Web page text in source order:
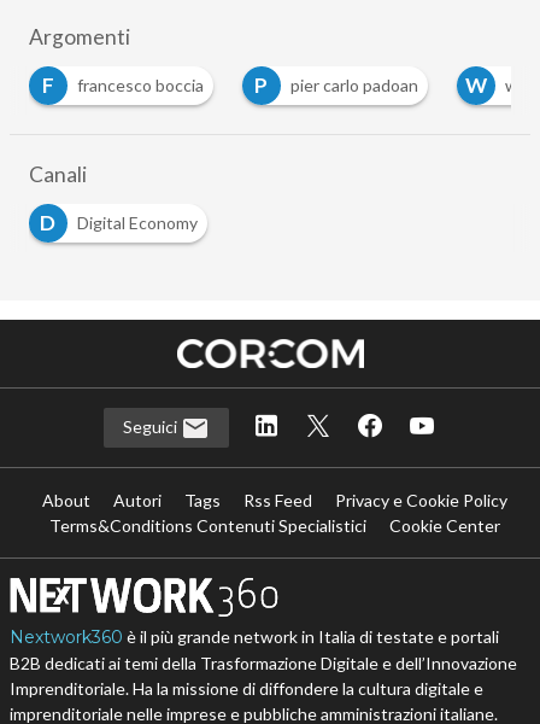
Argomenti
F
francesco boccia P pier carlo padoan W
Canali
D
Digital Economy
Seguici
About Autori Tags Rss Feed
Privacy e Cookie Policy
Terms&Conditions Contenuti Specialistici
Cookie Center
Nextwork360 è il più grande network in Italia di testate e portali
B2B dedicati ai temi della Trasformazione Digitale e dell’Innovazione
Imprenditoriale. Ha la missione di diffondere la cultura digitale e
imprenditoriale nelle imprese e pubbliche amministrazioni italiane.